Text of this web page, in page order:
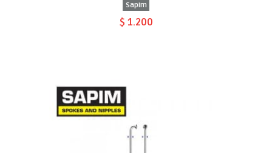
Sapim
$ 1.200